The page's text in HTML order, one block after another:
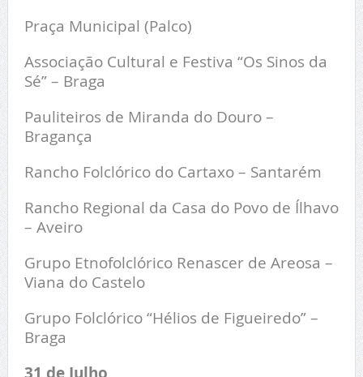
Praça Municipal (Palco)
Associação Cultural e Festiva “Os Sinos da
Sé” – Braga
Pauliteiros de Miranda do Douro –
Bragança
Rancho Folclórico do Cartaxo – Santarém
Rancho Regional da Casa do Povo de Ílhavo
– Aveiro
Grupo Etnofolclórico Renascer de Areosa –
Viana do Castelo
Grupo Folclórico “Hélios de Figueiredo” –
Braga